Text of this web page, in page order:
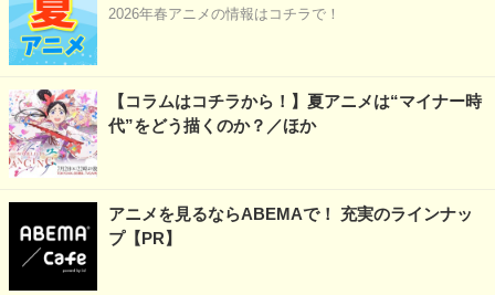
2026年春アニメの情報はコチラで！
【コラムはコチラから！】夏アニメは“マイナー時
代”をどう描くのか？／ほか
アニメを見るならABEMAで！ 充実のラインナッ
プ【PR】